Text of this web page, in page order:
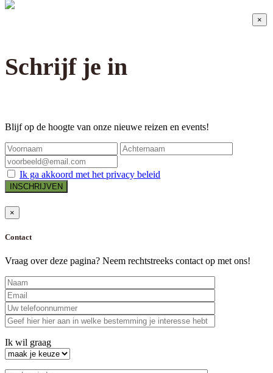
×
Schrijf je in
Blijf op de hoogte van onze nieuwe reizen en events!
Ik ga akkoord met het privacy beleid
×
Contact
Vraag over deze pagina? Neem rechtstreeks contact op met ons!
Ik wil graag